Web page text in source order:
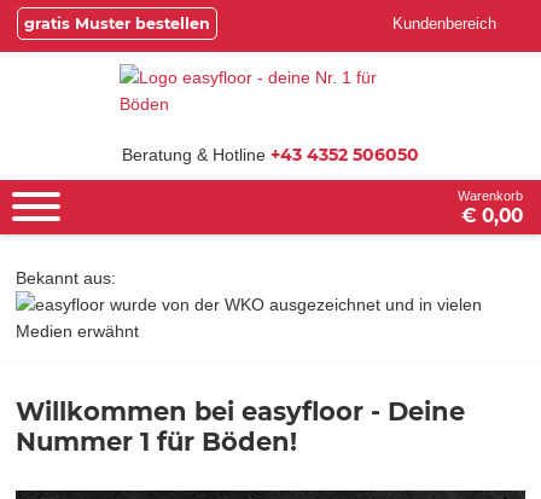
gratis Muster bestellen Kundenbereich
Beratung & Hotline +43 4352 506050
Warenkorb
€ 0,00
Bekannt aus:
Willkommen bei easyfloor - Deine
Nummer 1 für Böden!